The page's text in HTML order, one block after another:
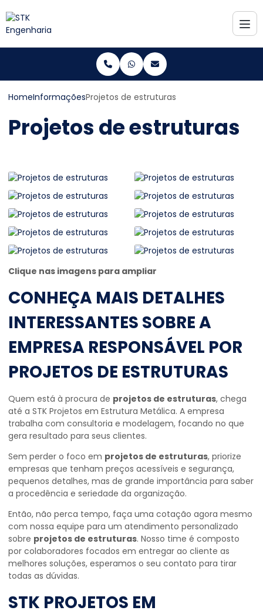
HomeInformaçõesProjetos de estruturas
Projetos de estruturas
Clique nas imagens para ampliar
CONHEÇA MAIS DETALHES
INTERESSANTES SOBRE A
EMPRESA RESPONSÁVEL POR
PROJETOS DE ESTRUTURAS
Quem está à procura de projetos de estruturas, chega
até a STK Projetos em Estrutura Metálica. A empresa
trabalha com consultoria e modelagem, focando no que
gera resultado para seus clientes.
Sem perder o foco em projetos de estruturas, priorize
empresas que tenham preços acessíveis e segurança,
pequenos detalhes, mas de grande importância para saber
a procedência e seriedade da organização.
Então, não perca tempo, faça uma cotação agora mesmo
com nossa equipe para um atendimento personalizado
sobre projetos de estruturas. Nosso time é composto
por colaboradores focados em entregar ao cliente as
melhores soluções, esperamos o seu contato para tirar
todas as dúvidas.
STK PROJETOS EM